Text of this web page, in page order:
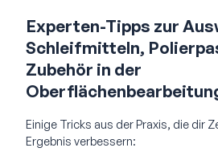
Experten-Tipps zur
Schleifmitteln,
Zubehör in der
Einige Tricks aus der Praxis, die dir
Ergebnis verbessern: